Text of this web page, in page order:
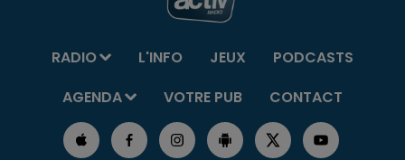
RADIO L'INFO JEUX
PODCASTS
AGENDA
VOTRE PUB CONTACT